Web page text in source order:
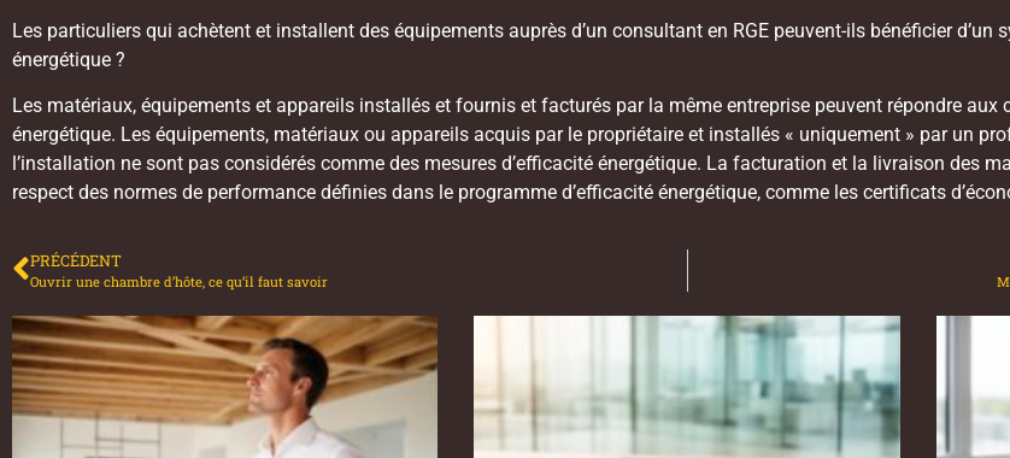
Les particuliers qui achètent et installent des équipements auprès d’un consultant en RGE peuvent-ils bénéficier d’un
énergétique ?
Les matériaux, équipements et appareils installés et fournis et facturés par la même entreprise peuvent répondre aux
énergétique. Les équipements, matériaux ou appareils acquis par le propriétaire et installés « uniquement » par un
l’installation ne sont pas considérés comme des mesures d’efficacité énergétique. La facturation et la livraison des
respect des normes de performance définies dans le programme d’efficacité énergétique, comme les certificats
PRÉCÉDENT
Ouvrir une chambre d’hôte, ce qu’il faut savoir